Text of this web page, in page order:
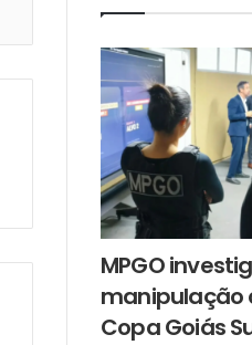
MPGO
manipulação
Copa Goiás